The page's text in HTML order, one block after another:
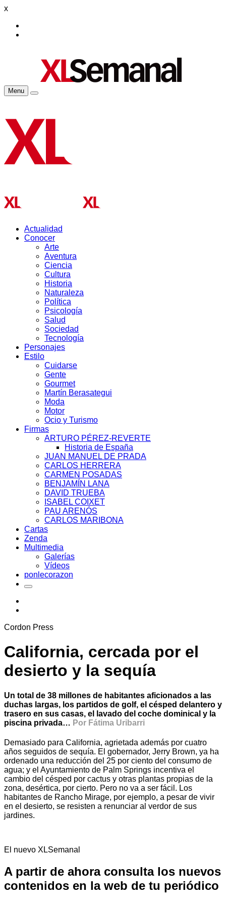
x
Menu
Actualidad
Conocer
Arte
Aventura
Ciencia
Cultura
Historia
Naturaleza
Política
Psicología
Salud
Sociedad
Tecnología
Personajes
Estilo
Cuidarse
Gente
Gourmet
Martín Berasategui
Moda
Motor
Ocio y Turismo
Firmas
ARTURO PÉREZ-REVERTE
Historia de España
JUAN MANUEL DE PRADA
CARLOS HERRERA
CARMEN POSADAS
BENJAMÍN LANA
DAVID TRUEBA
ISABEL COIXET
PAU ARENÓS
CARLOS MARIBONA
Cartas
Zenda
Multimedia
Galerías
Vídeos
ponlecorazon
Cordon Press
California, cercada por el
desierto y la sequía
Un total de 38 millones de habitantes aficionados a las
duchas largas, los partidos de golf, el césped delantero y
trasero en sus casas, el lavado del coche dominical y la
piscina privada… Por Fátima Uribarri
Demasiado para California, agrietada además por cuatro
años seguidos de sequía. El gobernador, Jerry Brown, ya ha
ordenado una reducción del 25 por ciento del consumo de
agua; y el Ayuntamiento de Palm Springs incentiva el
cambio del césped por cactus y otras plantas propias de la
zona, desértica, por cierto. Pero no va a ser fácil. Los
habitantes de Rancho Mirage, por ejemplo, a pesar de vivir
en el desierto, se resisten a renunciar al verdor de sus
jardines.
El nuevo XLSemanal
A partir de ahora consulta los nuevos
contenidos en la web de tu periódico